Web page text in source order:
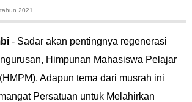
2021
- Sadar akan pentingnya regenerasi
Himpunan Mahasiswa Pelajar
Adapun tema dari musrah ini
Persatuan untuk Melahirkan